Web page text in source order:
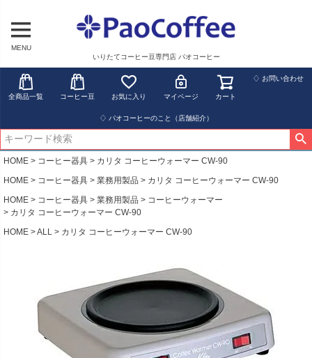
MENU
いりたてコーヒー豆専門店 パオコーヒー
全商品一覧 コーヒー豆 お気に入り マイページ カート
♢ お問い合わせ
♢ パオコーヒーのこと（店舗紹介）
HOME コーヒー器具
カリタ コーヒーウォーマー CW-90
HOME
コーヒー器具 業務用製品
カリタ コーヒーウォーマー CW-90
HOME
コーヒー器具 業務用製品
コーヒーウォーマー
カリタ コーヒーウォーマー CW-90
HOME
ALL カリタ コーヒーウォーマー CW-90